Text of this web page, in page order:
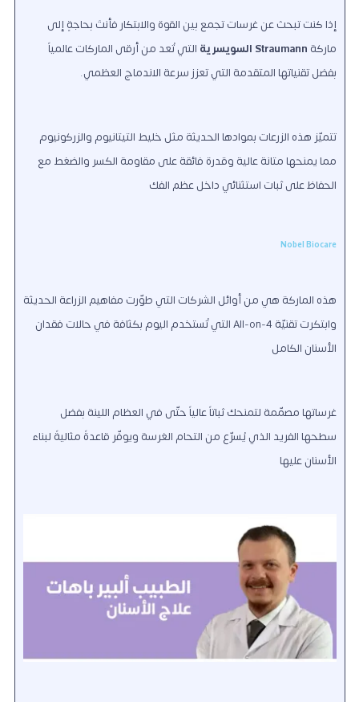
إذا كنت تبحث عن غرسات تجمع بين القوة والابتكار فأنتَ بحاجةٍ إلى
ماركة Straumann السويسرية
التي تُعد من أرقى الماركات عالمياً
بفضل تقنياتها المتقدمة التي تعزز سرعة الاندماج العظمي.
تتميّز هذه الزرعات بموادها الحديثة مثل خليط التيتانيوم والزركونيوم
مما يمنحها متانة عالية وقدرة فائقة على مقاومة الكسر والضغط مع
الحفاظ على ثبات استثنائي داخل عظم الفك
Nobel Biocare
هذه الماركة هي من أوائل الشركات التي طوّرت مفاهيم الزراعة الحديثة
وابتكرت تقنيّة All-on-4 التي تُستخدم اليوم بكثافة في حالات فقدان
الأسنان الكامل
غرساتها مصمّمة لتمنحك ثباتاً عالياً حتّى في العظام اللينة بفضل
سطحها الفريد الذي يُسرّع من التحام الغرسة ويوفّر قاعدةً مثاليةً لبناء
الأسنان عليها